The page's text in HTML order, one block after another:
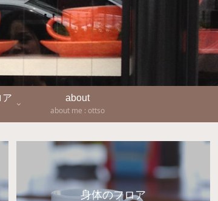
ア
about
about me : ottso
身体のフロア